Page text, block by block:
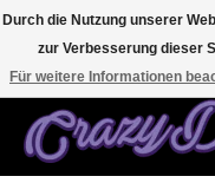
Versandkostenfrei bestellen ab
meisten Ländern weltweit.
Durch die Nutzung unserer
zur Verbesserung dieser
Für weitere Informationen